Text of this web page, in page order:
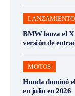
BMW lanza el
versión de
MOTOS
Honda dominó
en julio en 2026